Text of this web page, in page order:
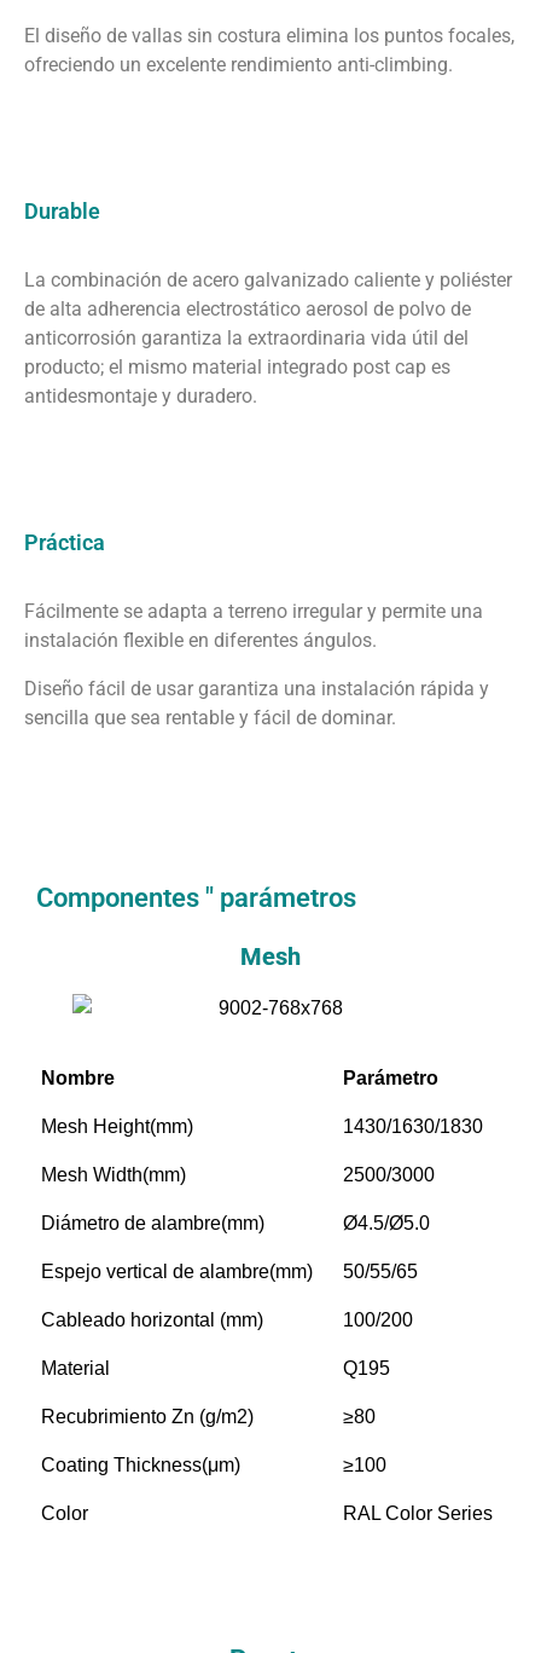
El diseño de vallas sin costura elimina los puntos focales,
ofreciendo un excelente rendimiento anti-climbing.
Durable
La combinación de acero galvanizado caliente y poliéster
de alta adherencia electrostático aerosol de polvo de
anticorrosión garantiza la extraordinaria vida útil del
producto; el mismo material integrado post cap es
antidesmontaje y duradero.
Práctica
Fácilmente se adapta a terreno irregular y permite una
instalación flexible en diferentes ángulos.
Diseño fácil de usar garantiza una instalación rápida y
sencilla que sea rentable y fácil de dominar.
Componentes " parámetros
Mesh
Nombre Parámetro
Mesh Height(mm) 1430/1630/1830
Mesh Width(mm) 2500/3000
Diámetro de alambre(mm) Ø4.5/Ø5.0
Espejo vertical de alambre(mm) 50/55/65
Cableado horizontal (mm) 100/200
Material Q195
Recubrimiento Zn (g/m2) ≥80
Coating Thickness(μm) ≥100
Color RAL Color Series